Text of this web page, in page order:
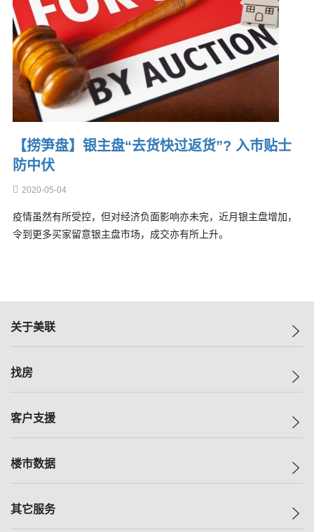
【捞笋盘】银主盘“去货快过返货”? 入巿贴士
防中伏
2020-05-04
疫情虽然有所受控，但对经济负面影响亦未完，近月银主盘增加，
令到更多买家留意银主盘市场，成交亦有所上升。
关于美联
美联集团
人才招募
找房
一手新房
减价
美联豪宅
客户支援
自助放盘
查询热线
楼市数据
指数
其它服务